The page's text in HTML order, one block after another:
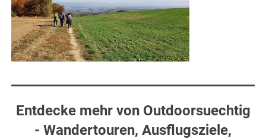
Entdecke mehr von Outdoorsuechtig
- Wandertouren, Ausflugsziele,